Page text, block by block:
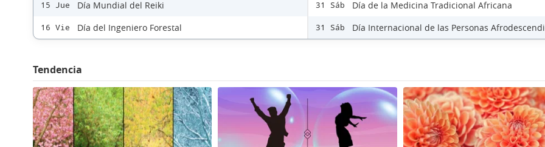
15 Jue Día Mundial del Reiki
16 Vie Día del Ingeniero Forestal
31 Sáb Día de la Medicina Tradicional Africana
31 Sáb Día Internacional de las Personas
Tendencia